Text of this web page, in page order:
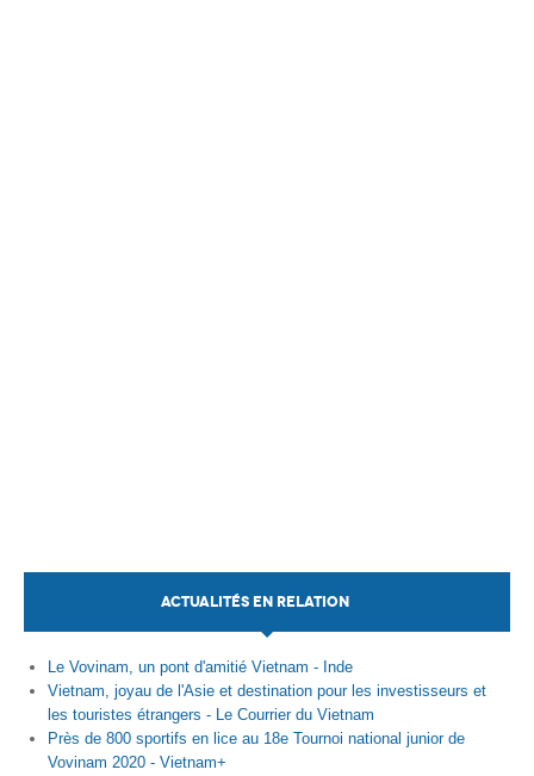
ACTUALITÉS EN RELATION
Le Vovinam, un pont d'amitié Vietnam - Inde
Vietnam, joyau de l'Asie et destination pour les investisseurs et
les touristes étrangers - Le Courrier du Vietnam
Près de 800 sportifs en lice au 18e Tournoi national junior de
Vovinam 2020 - Vietnam+